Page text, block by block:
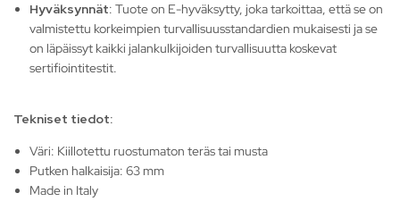
Hyväksynnät: Tuote on E-hyväksytty, joka tarkoittaa, että se on
valmistettu korkeimpien turvallisuusstandardien mukaisesti ja se
on läpäissyt kaikki jalankulkijoiden turvallisuutta koskevat
sertifiointitestit.
Tekniset tiedot:
Väri: Kiillotettu ruostumaton teräs tai musta
Putken halkaisija: 63 mm
Made in Italy